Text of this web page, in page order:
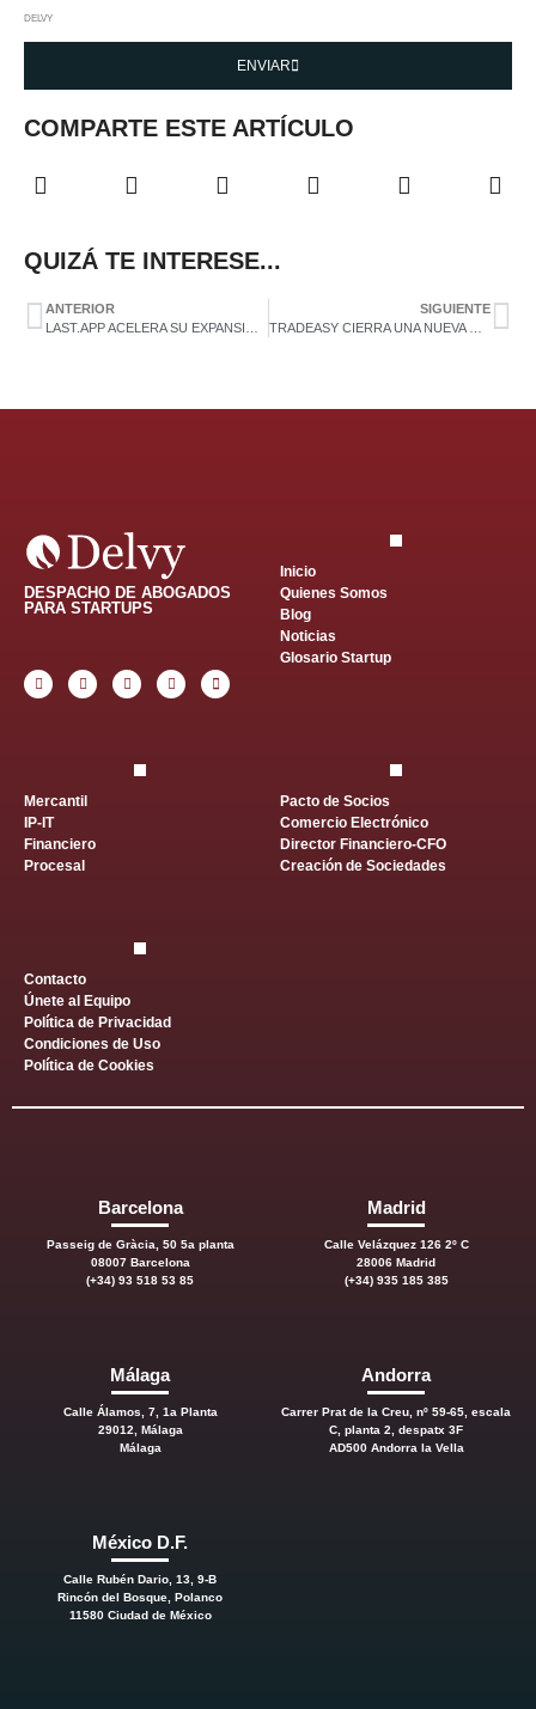
DELVY
ENVIAR
COMPARTE ESTE ARTÍCULO
QUIZÁ TE INTERESE...
ANTERIOR
SIGUIENTE
DESPACHO DE ABOGADOS
PARA STARTUPS
Inicio
Quienes Somos
Blog
Noticias
Glosario Startup
Mercantil
IP-IT
Financiero
Procesal
Pacto de Socios
Comercio Electrónico
Director Financiero-CFO
Creación de Sociedades
Contacto
Únete al Equipo
Política de Privacidad
Condiciones de Uso
Política de Cookies
Barcelona
Passeig de Gràcia, 50 5a planta
08007 Barcelona
(+34) 93 518 53 85
Madrid
Calle Velázquez 126 2º C
28006 Madrid
(+34) 935 185 385
Málaga
Calle Álamos, 7, 1a Planta
29012, Málaga
Málaga
Andorra
Carrer Prat de la Creu, nº 59-65, escala
C, planta 2, despatx 3F
AD500 Andorra la Vella
México D.F.
Calle Rubén Dario, 13, 9-B
Rincón del Bosque, Polanco
11580 Ciudad de México